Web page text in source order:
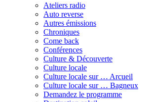
Ateliers radio
Auto reverse
Autres émissions
Chroniques
Come back
Conférences
Culture & Découverte
Culture locale
Culture locale sur … Arcueil
Culture locale sur … Bagneux
Demandez le programme